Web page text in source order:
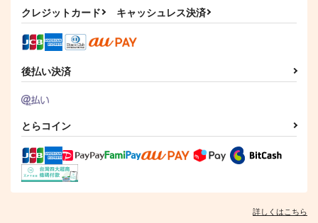
クレジットカード キャッシュレス決済
後払い決済
とらコイン
詳しくはこちら